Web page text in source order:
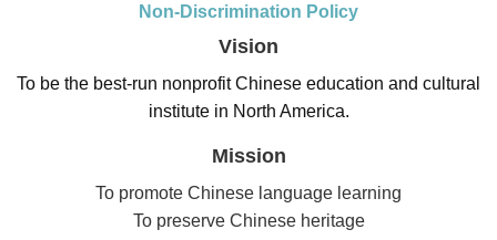
Non-Discrimination Policy
Vision
To be the best-run nonprofit Chinese education and cultural
institute in North America.
Mission
To promote Chinese language learning
To preserve Chinese heritage